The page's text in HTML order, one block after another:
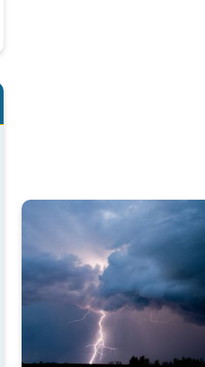
Ako sa máme správať počas